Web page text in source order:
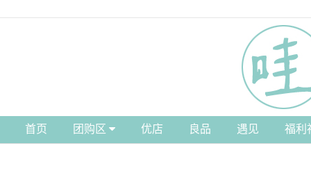
首页 团购区 优店 良品 遇见 福利